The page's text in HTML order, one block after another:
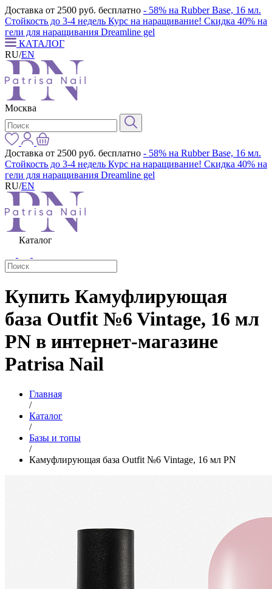
Доставка от 2500 руб. бесплатно - 58% на Rubber Base, 16 мл.
Стойкость до 3-4 недель Курс на наращивание! Скидка 40% на
гели для наращивания Dreamline gel
КАТАЛОГ
RU/EN
Москва
Доставка от 2500 руб. бесплатно - 58% на Rubber Base, 16 мл.
Стойкость до 3-4 недель Курс на наращивание! Скидка 40% на
гели для наращивания Dreamline gel
RU/EN
Каталог
Купить Камуфлирующая
база Outfit №6 Vintage, 16 мл
PN в интернет-магазине
Patrisa Nail
Главная
/
Каталог
/
Базы и топы
/
Камуфлирующая база Outfit №6 Vintage, 16 мл PN